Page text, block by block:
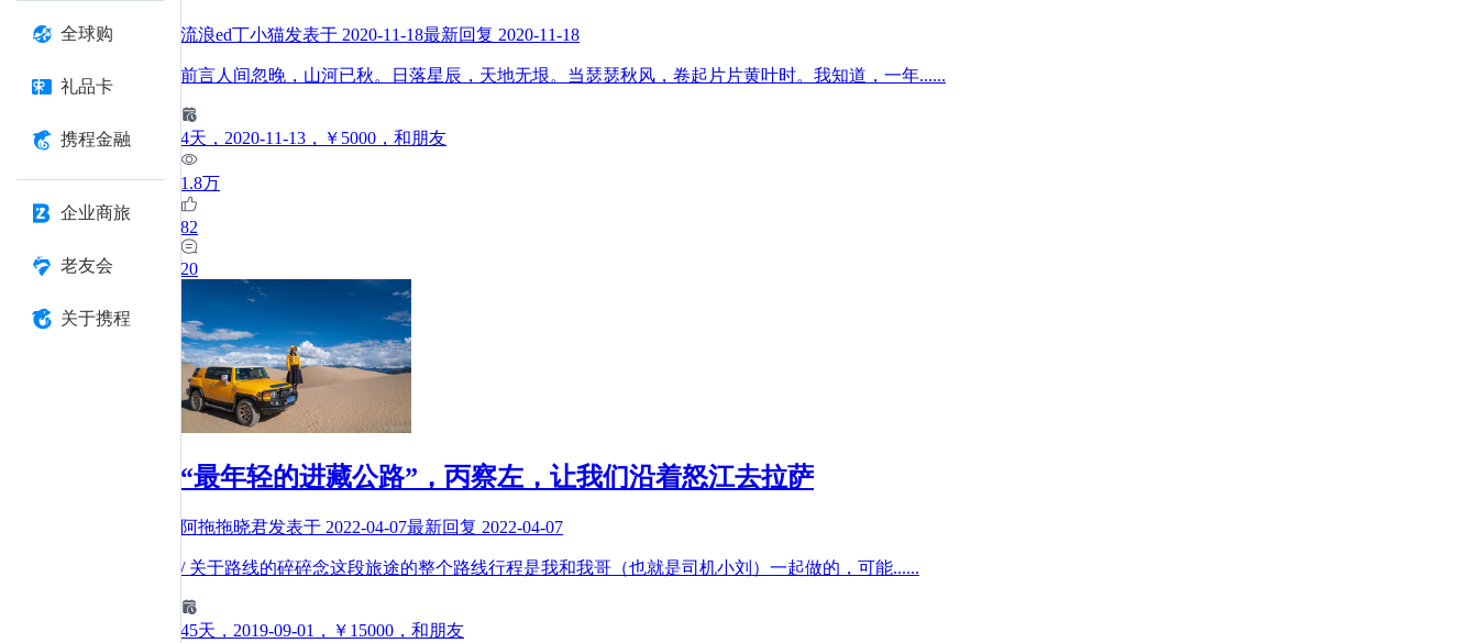
全球购
礼品卡
携程金融
企业商旅
老友会
关于携程
流浪ed丁小猫发表于 2020-11-18最新回复 2020-11-18
前言人间忽晚，山河已秋。日落星辰，天地无垠。当瑟瑟秋风，卷起片片黄叶时。我知道，一年......
4天 ，2020-11-13 ，￥5000 ，和朋友
1.8万
82
20
“最年轻的进藏公路”，丙察左，让我们沿着怒江去拉萨
阿拖拖晓君发表于 2022-04-07最新回复 2022-04-07
/ 关于路线的碎碎念这段旅途的整个路线行程是我和我哥（也就是司机小刘）一起做的，可能......
45天 ，2019-09-01 ，￥15000 ，和朋友